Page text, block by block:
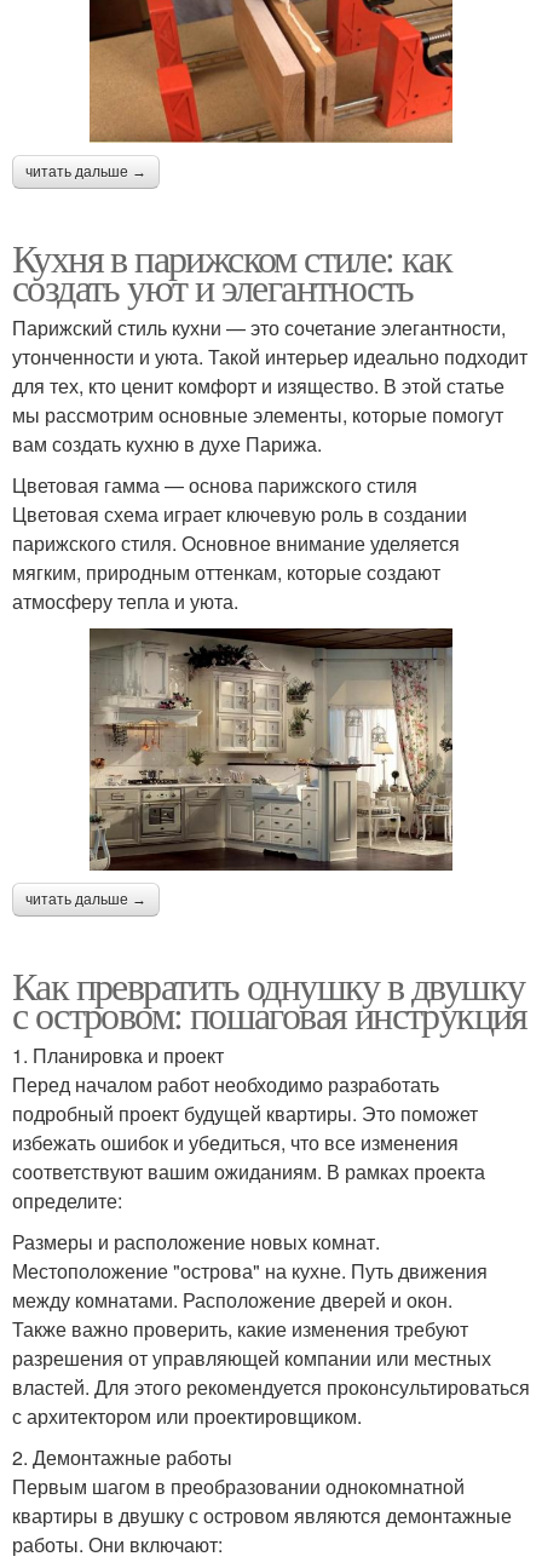
читать дальше →
Кухня в парижском стиле: как
создать уют и элегантность
Парижский стиль кухни — это сочетание элегантности,
утонченности и уюта. Такой интерьер идеально подходит
для тех, кто ценит комфорт и изящество. В этой статье
мы рассмотрим основные элементы, которые помогут
вам создать кухню в духе Парижа.
Цветовая гамма — основа парижского стиля
Цветовая схема играет ключевую роль в создании
парижского стиля. Основное внимание уделяется
мягким, природным оттенкам, которые создают
атмосферу тепла и уюта.
читать дальше →
Как превратить однушку в двушку
с островом: пошаговая инструкция
1. Планировка и проект
Перед началом работ необходимо разработать
подробный проект будущей квартиры. Это поможет
избежать ошибок и убедиться, что все изменения
соответствуют вашим ожиданиям. В рамках проекта
определите:
Размеры и расположение новых комнат.
Местоположение "острова" на кухне. Путь движения
между комнатами. Расположение дверей и окон.
Также важно проверить, какие изменения требуют
разрешения от управляющей компании или местных
властей. Для этого рекомендуется проконсультироваться
с архитектором или проектировщиком.
2. Демонтажные работы
Первым шагом в преобразовании однокомнатной
квартиры в двушку с островом являются демонтажные
работы. Они включают: